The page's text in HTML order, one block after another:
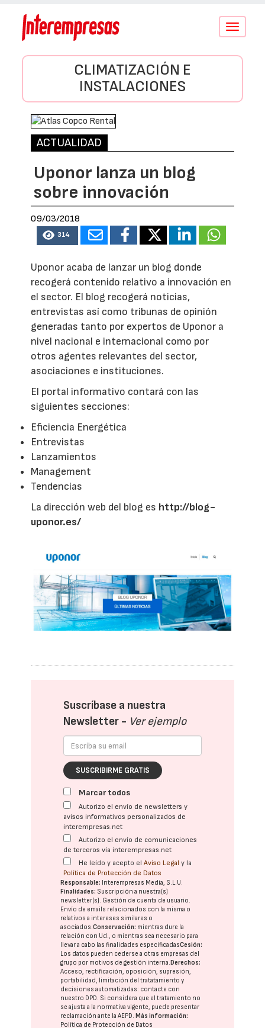
Conmutar
CLIMATIZACIÓN E
INSTALACIONES
ACTUALIDAD
Uponor lanza un blog
sobre innovación
09/03/2018
314
Uponor acaba de lanzar un blog donde
recogerá contenido relativo a innovación en
el sector. El blog recogerá noticias,
entrevistas así como tribunas de opinión
generadas tanto por expertos de Uponor a
nivel nacional e internacional como por
otros agentes relevantes del sector,
asociaciones e instituciones.
El portal informativo contará con las
siguientes secciones:
Eficiencia Energética
Entrevistas
Lanzamientos
Management
Tendencias
La dirección web del blog es http://blog-
uponor.es/
Suscríbase a nuestra
Newsletter - Ver ejemplo
SUSCRIBIRME GRATIS
Marcar todos
Autorizo el envío de newsletters y
avisos informativos personalizados de
interempresas.net
Autorizo el envío de comunicaciones
de terceros vía interempresas.net
He leído y acepto elAviso Legal y la
Política de Protección de Datos
Responsable: Interempresas Media, S.L.U.
Finalidades: Suscripción a nuestra(s)
newsletter(s). Gestión de cuenta de usuario.
Envío de emails relacionados con la misma o
relativos a intereses similares o
asociados.Conservación: mientras dure la
relación con Ud., o mientras sea necesario para
llevar a cabo las finalidades especificadasCesión:
Los datos pueden cederse a otras empresas del
grupo por motivos de gestión interna. Derechos:
Acceso, rectificación, oposición, supresión,
portabilidad, limitación del tratatamiento y
decisiones automatizadas: contacte con
nuestro DPD. Si considera que el tratamiento no
se ajusta a la normativa vigente, puede presentar
reclamación ante laAEPD. Más información:
Política de Protección de Datos